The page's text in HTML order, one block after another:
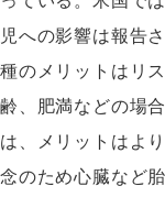
児への影響は報告
種のメリットはリ
齢、肥満などの場
は、メリットはより
念のため心臓など